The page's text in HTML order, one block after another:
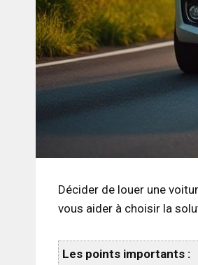
Décider de louer une
vous aider à choisir la
Les points importants :